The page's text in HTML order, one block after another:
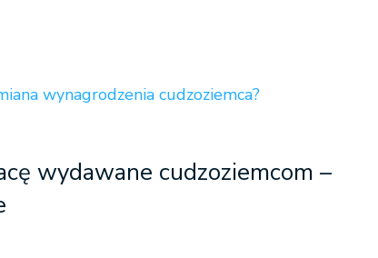
wynagrodzenia cudzoziemca?
wydawane cudzoziemcom –